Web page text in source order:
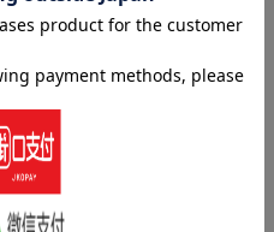
けど謎めいた女の子・ナイトウ
何も語らない彼女につい
女の秘密を探る数斗に、ナイト
に答えてあげる」と出題して
が大得意な数斗は余裕で解い
ワナ”が仕込まれており、数斗は
ま最も注目を集める新進気鋭
転校生の謎を明かすために繰